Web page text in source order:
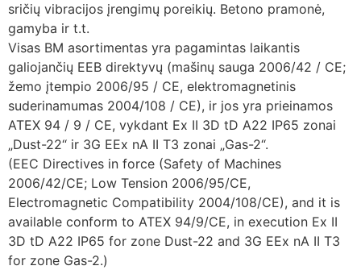
sričių vibracijos įrengimų poreikių. Betono pramonė,
gamyba ir t.t.
Visas BM asortimentas yra pagamintas laikantis
galiojančių EEB direktyvų (mašinų sauga 2006/42 / CE;
žemo įtempio 2006/95 / CE, elektromagnetinis
suderinamumas 2004/108 / CE), ir jos yra prieinamos
ATEX 94 / 9 / CE, vykdant Ex II 3D tD A22 IP65 zonai
„Dust-22“ ir 3G EEx nA II T3 zonai „Gas-2“.
(EEC Directives in force (Safety of Machines
2006/42/CE; Low Tension 2006/95/CE,
Electromagnetic Compatibility 2004/108/CE), and it is
available conform to ATEX 94/9/CE, in execution Ex II
3D tD A22 IP65 for zone Dust-22 and 3G EEx nA II T3
for zone Gas-2.)